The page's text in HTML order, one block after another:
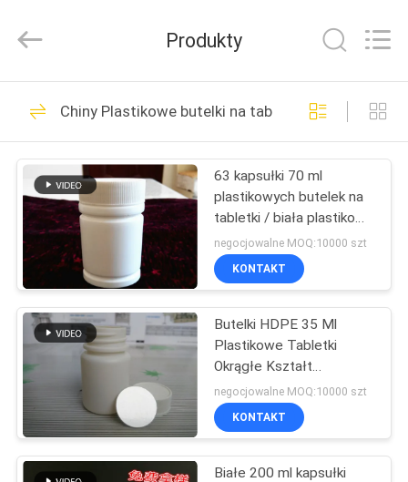
DOM
PRODUKTY
NAS
WYCIECZKA
PO
FABRYCE
KONTROLA
JAKOŚCI
Reserved.
Szklane etykiety
fiolek
335
etykiety na fiolki
256
Produkty
Chiny Plastikowe butelki na tabletki
63 kapsułki 70 ml
plastikowych butelek na
tabletki / biała plastikowa
butelka Tamper dowód
cap
negocjowalne MOQ:10000 szt
KONTAKT
Butelki HDPE 35 Ml
Plastikowe Tabletki
Okrągłe Kształt
Opakowania Medycyny
negocjowalne MOQ:10000 szt
KONTAKT
Białe 200 ml kapsułki